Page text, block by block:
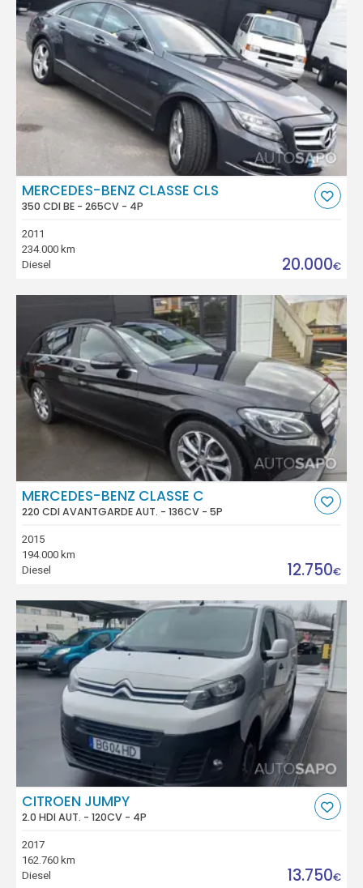
MERCEDES-BENZ CLASSE CLS
350 CDI BE - 265CV - 4P
2011
234.000 km
Diesel
20.000€
MERCEDES-BENZ CLASSE C
220 CDI AVANTGARDE AUT. - 136CV - 5P
2015
194.000 km
Diesel
12.750€
CITROEN JUMPY
2.0 HDI AUT. - 120CV - 4P
2017
162.760 km
Diesel
13.750€